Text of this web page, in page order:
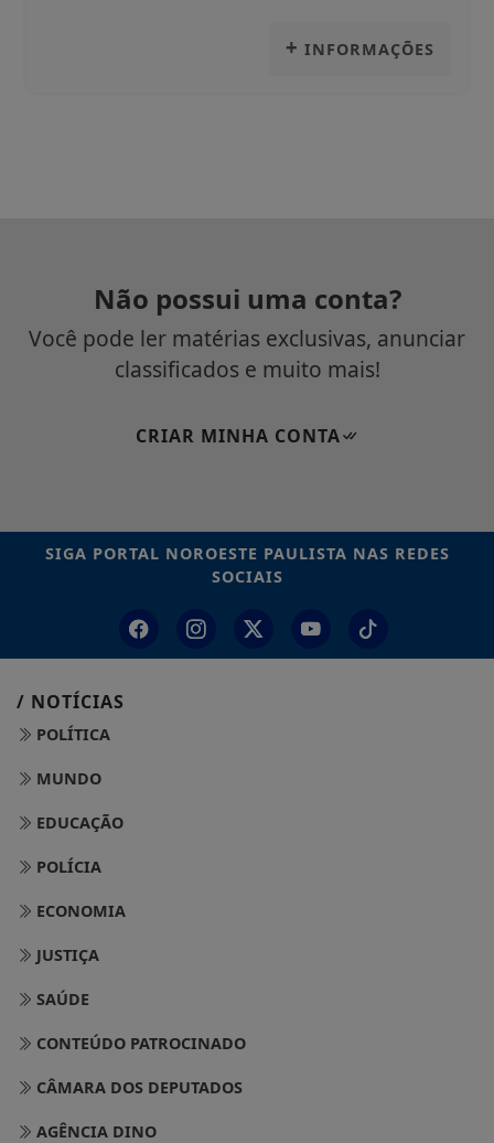
+ INFORMAÇÕES
Não possui uma conta?
Você pode ler matérias exclusivas, anunciar
classificados e muito mais!
CRIAR MINHA CONTA
SIGA PORTAL NOROESTE PAULISTA NAS REDES
SOCIAIS
/ NOTÍCIAS
POLÍTICA
MUNDO
EDUCAÇÃO
POLÍCIA
ECONOMIA
JUSTIÇA
SAÚDE
CONTEÚDO PATROCINADO
CÂMARA DOS DEPUTADOS
AGÊNCIA DINO